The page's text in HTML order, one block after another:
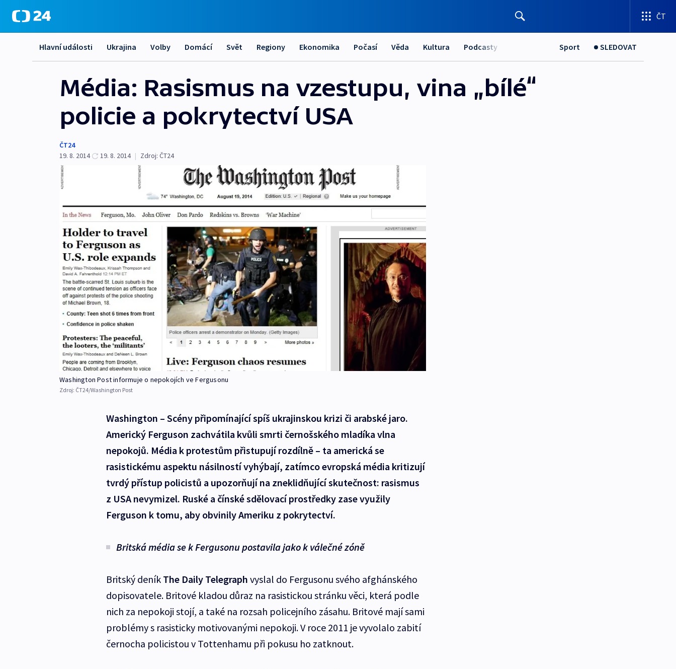
ČT
Hlavní události Ukrajina Volby Domácí Svět Regiony Ekonomika Počasí Věda Kultura Podcasty Sport SLEDOVAT
Média: Rasismus na vzestupu, vina „bílé“
policie a pokrytectví USA
ČT24
19. 8. 2014
19. 8. 2014 | Zdroj: ČT24
Washington Post informuje o nepokojích ve Fergusonu
Zdroj: ČT24/Washington Post
Washington – Scény připomínající spíš ukrajinskou krizi či arabské jaro.
Americký Ferguson zachvátila kvůli smrti černošského mladíka vlna
nepokojů. Média k protestům přistupují rozdílně – ta americká se
rasistickému aspektu násilností vyhýbají, zatímco evropská média kritizují
tvrdý přístup policistů a upozorňují na zneklidňující skutečnost: rasismus
z USA nevymizel. Ruské a čínské sdělovací prostředky zase využily
Ferguson k tomu, aby obvinily Ameriku z pokrytectví.
Britská média se k Fergusonu postavila jako k válečné zóně
Britský deník The Daily Telegraph vyslal do Fergusonu svého afghánského
dopisovatele. Britové kladou důraz na rasistickou stránku věci, která podle
nich za nepokoji stojí, a také na rozsah policejního zásahu. Britové mají sami
problémy s rasisticky motivovanými nepokoji. V roce 2011 je vyvolalo zabití
černocha policistou v Tottenhamu při pokusu ho zatknout.